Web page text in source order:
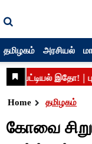
தமிழகம் அரசியல்
Home தமிழகம்
கோவை